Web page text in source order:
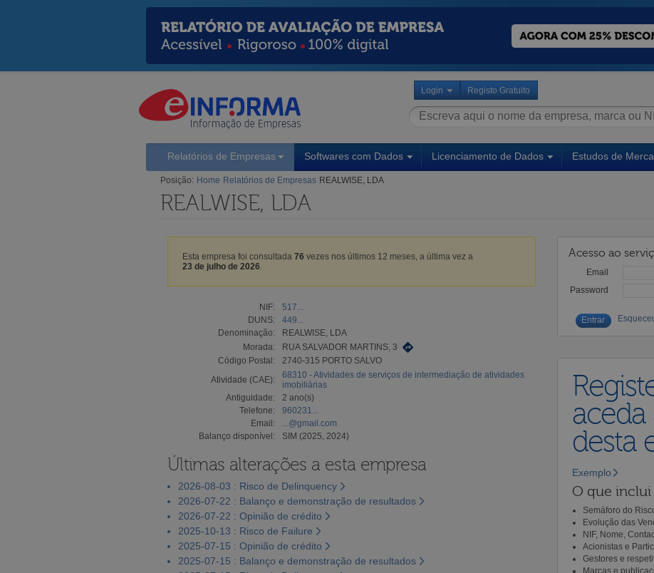
Login Registo Gratuito
Relatórios de Empresas Softwares com Dados Licenciamento de Dados Estudos de
Posição: Home Relatórios de Empresas REALWISE, LDA
REALWISE, LDA
Esta empresa foi consultada 76 vezes nos últimos 12 meses, a última vez a
23 de julho de 2026
NIF:
517...
DUNS:
449...
Denominação:
REALWISE, LDA
Morada:
RUA SALVADOR MARTINS, 3
Código Postal:
2740-315 PORTO SALVO
Atividade (CAE):
68310 - Atividades de serviços de intermediação de atividades
imobiliárias
Antiguidade:
2 ano(s)
Telefone:
960231...
Email:
...@gmail.com
Balanço disponível:
SIM (2025, 2024)
Últimas alterações a esta empresa
2026-08-03 : Risco de Delinquency
2026-07-22 : Balanço e demonstração de resultados
2026-07-22 : Opinião de crédito
2025-10-13 : Risco de Failure
2025-07-15 : Opinião de crédito
2025-07-15 : Balanço e demonstração de resultados
Acesso ao
Email
Password
desta
Exemplo
O que
Semáforo do
Evolução das
NIF, Nome,
Acionistas e
Gestores e
Marcas e